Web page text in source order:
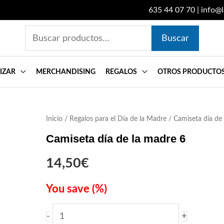
635 44 07 70
Buscar
Buscar
MERCHANDISING REGALOS OTROS
Inicio/ Regalos para el Día de la Madre/ Camiseta día de
Camiseta día de la madre 6
14,50€
You save (%)
-
Camiseta
día
la
madre
6
cantidad
+